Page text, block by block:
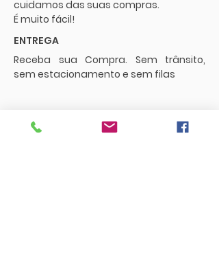
cuidamos das suas compras.
É muito fácil!
ENTREGA
Receba sua Compra. Sem trânsito,
sem estacionamento e sem filas